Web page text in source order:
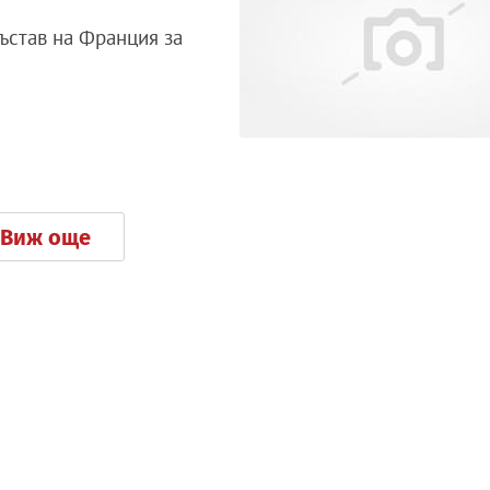
на Франция за
Виж още